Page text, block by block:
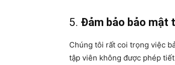
5. Đảm bảo bảo mật
Chúng tôi rất coi trọng việc
tập viên không được phép